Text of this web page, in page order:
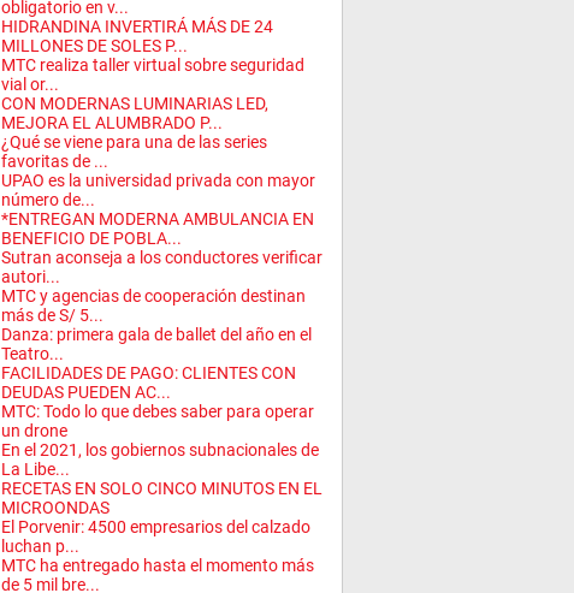
obligatorio en v...
HIDRANDINA INVERTIRÁ MÁS DE 24
MILLONES DE SOLES P...
MTC realiza taller virtual sobre seguridad
vial or...
CON MODERNAS LUMINARIAS LED,
MEJORA EL ALUMBRADO P...
¿Qué se viene para una de las series
favoritas de ...
UPAO es la universidad privada con mayor
número de...
*ENTREGAN MODERNA AMBULANCIA EN
BENEFICIO DE POBLA...
Sutran aconseja a los conductores verificar
autori...
MTC y agencias de cooperación destinan
más de S/ 5...
Danza: primera gala de ballet del año en el
Teatro...
FACILIDADES DE PAGO: CLIENTES CON
DEUDAS PUEDEN AC...
MTC: Todo lo que debes saber para operar
un drone
En el 2021, los gobiernos subnacionales de
La Libe...
RECETAS EN SOLO CINCO MINUTOS EN EL
MICROONDAS
El Porvenir: 4500 empresarios del calzado
luchan p...
MTC ha entregado hasta el momento más
de 5 mil bre...